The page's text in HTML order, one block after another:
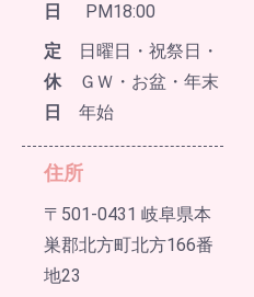
日
PM18:00
定
休
日
日曜日・祝祭日・
ＧＷ・お盆・年末
年始
住所
〒501-0431 岐阜県本
巣郡北方町北方166番
地23